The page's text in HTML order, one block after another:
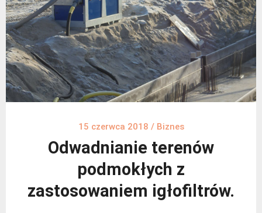
15 czerwca 2018 / Biznes
Odwadnianie terenów
podmokłych z
zastosowaniem igłofiltrów.